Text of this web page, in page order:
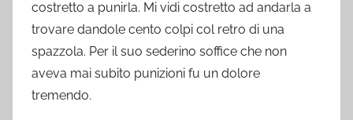
costretto a punirla. Mi vidi costretto ad andarla a
trovare dandole cento colpi col retro di una
spazzola. Per il suo sederino soffice che non
aveva mai subito punizioni fu un dolore
tremendo.